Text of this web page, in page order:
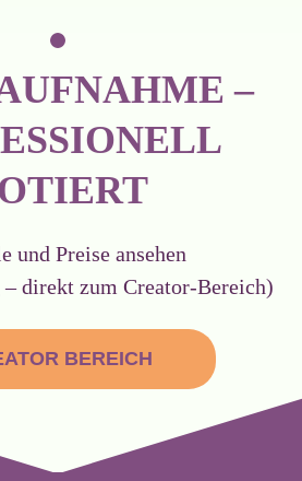
–
und Preise ansehen
– direkt zum Creator-Bereich)
BEREICH